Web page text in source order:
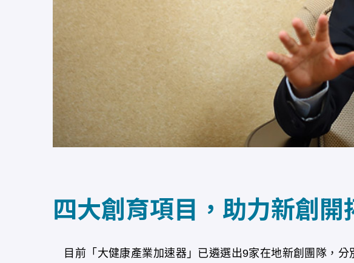
四大創育項目，助力新創開
目前「大健康產業加速器」已遴選出9家在地新創團隊，